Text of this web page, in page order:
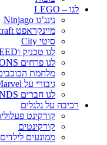
לגו – LEGO
נינג’גו Ninjago
מיינקראפט Minecraft
סיטי City
לגו טכניק וSPEED
לגו פרחים ICONS
מלחמת הכוכבים Starwars
גיבורי על Marvel
לגו חברים FRIENDS
רכיבה על גלגלים
קורקינט פעלולים
קורקינטים
ממונעים לילדים